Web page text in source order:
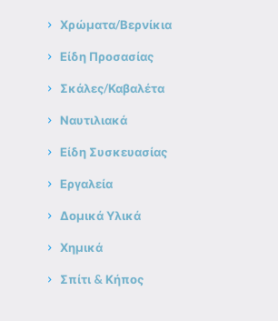
Χρώματα/Βερνίκια
Είδη Προσασίας
Σκάλες/Καβαλέτα
Ναυτιλιακά
Είδη Συσκευασίας
Εργαλεία
Δομικά Υλικά
Χημικά
Σπίτι & Κήπος